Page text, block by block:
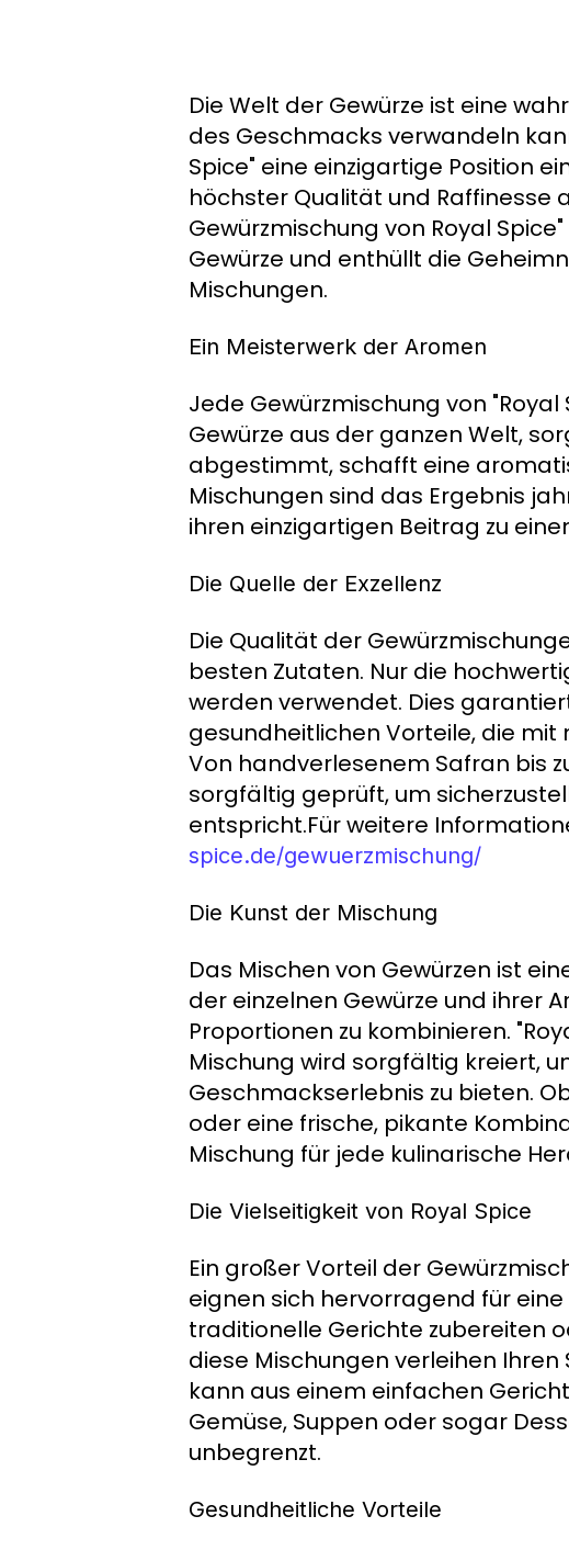
Die Welt der Gewürze ist eine
des Geschmacks verwandeln
Spice" eine einzigartige Position
höchster Qualität und Raffinesse
Gewürzmischung von Royal
Gewürze und enthüllt die
Mischungen.
Ein Meisterwerk der Aromen
Jede Gewürzmischung von
Gewürze aus der ganzen Welt,
abgestimmt, schafft eine
Mischungen sind das Ergebnis
ihren einzigartigen Beitrag zu
Die Quelle der Exzellenz
Die Qualität der
besten Zutaten. Nur die
werden verwendet. Dies
gesundheitlichen Vorteile, die mit
Von handverlesenem Safran bis
sorgfältig geprüft, um
entspricht.Für weitere
spice.de/gewuerzmischung/
Die Kunst der Mischung
Das Mischen von Gewürzen ist
der einzelnen Gewürze und ihrer
Proportionen zu kombinieren.
Mischung wird sorgfältig kreiert,
Geschmackserlebnis zu bieten.
oder eine frische, pikante
Mischung für jede kulinarische
Die Vielseitigkeit von Royal Spice
Ein großer Vorteil der
eignen sich hervorragend für eine
traditionelle Gerichte zubereiten
diese Mischungen verleihen Ihren
kann aus einem einfachen
Gemüse, Suppen oder sogar
unbegrenzt.
Gesundheitliche Vorteile